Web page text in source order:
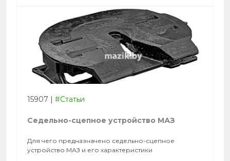
15907 | #Статьи
Седельно-сцепное устройство МАЗ
Для чего предназначено седельно-сцепное
устройство МАЗ и его характеристики